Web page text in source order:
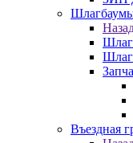
Въездная